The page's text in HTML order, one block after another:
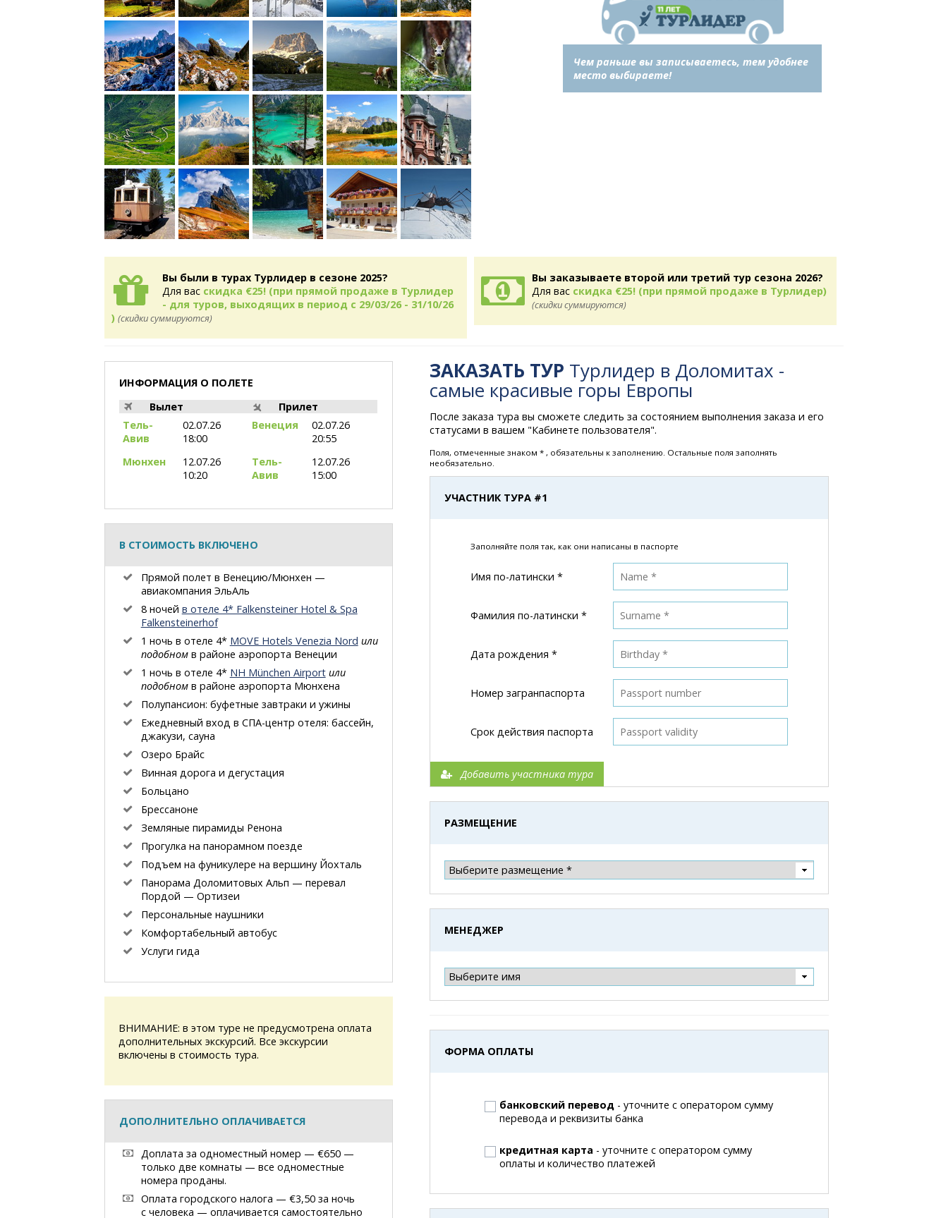
Чем раньше вы записываетесь, тем удобнее
место выбираете!
Вы были в турах Турлидер в сезоне 2025?
Для вас скидка €25! (при прямой продаже в Турлидер
- для туров, выходящих в период с 29/03/26 - 31/10/26
) (скидки суммируются)
Вы заказываете второй или третий тур сезона 2026?
Для вас скидка €25! (при прямой продаже в Турлидер)
(скидки суммируются)
ЗАКАЗАТЬ ТУР Турлидер в Доломитах -
самые красивые горы Европы
После заказа тура вы сможете следить за состоянием выполнения заказа и его
статусами в вашем "Кабинете пользователя".
Поля, отмеченные знаком * , обязательны к заполнению. Остальные поля заполнять
необязательно.
УЧАСТНИК ТУРА #1
Заполняйте поля так, как они написаны в паспорте
Имя по-латински *
Фамилия по-латински *
Дата рождения *
Номер загранпаспорта
Срок действия паспорта
Добавить участника тура
РАЗМЕЩЕНИЕ
МЕНЕДЖЕР
ФОРМА ОПЛАТЫ
банковский перевод- уточните с оператором сумму
перевода и реквизиты банка
кредитная карта - уточните с оператором сумму
оплаты и количество платежей
ИНФОРМАЦИЯ О ПОЛЕТЕ
Вылет
Тель-
Авив
02.07.26
18:00
Мюнхен
12.07.26
10:20
Прилет
Венеция
02.07.26
20:55
Тель-
Авив
12.07.26
15:00
В СТОИМОСТЬ ВКЛЮЧЕНО
Прямой полет в Венецию/Мюнхен —
авиакомпания ЭльАль
8 ночей в отеле 4* Falkensteiner Hotel & Spa
Falkensteinerhof
1 ночь в отеле 4* MOVE Hotels Venezia Nord или
подобномв районе аэропорта Венеции
1 ночь в отеле 4* NH München Airport или
подобномв районе аэропорта Мюнхена
Полупансион: буфетные завтраки и ужины
Ежедневный вход в СПА-центр отеля: бассейн,
джакузи, сауна
Озеро Брайс
Винная дорога и дегустация
Больцано
Брессаноне
Земляные пирамиды Ренона
Прогулка на панорамном поезде
Подъем на фуникулере на вершину Йохталь
Панорама Доломитовых Альп — перевал
Пордой — Ортизеи
Персональные наушники
Комфортабельный автобус
Услуги гида
ВНИМАНИЕ: в этом туре не предусмотрена оплата
дополнительных экскурсий. Все экскурсии
включены в стоимость тура.
ДОПОЛНИТЕЛЬНО ОПЛАЧИВАЕТСЯ
Доплата за одноместный номер — €650 —
только две комнаты — все одноместные
номера проданы.
Оплата городского налога — €3,50 за ночь
с человека — оплачивается самостоятельно